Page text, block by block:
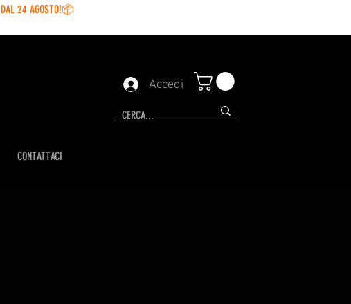
Accedi
CONTATTACI
DAL 24 AGOSTO!📦